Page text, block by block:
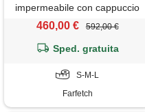
impermeabile con cappuccio
e logo - toni neutri
460,00 € 592,00 €
Sped. gratuita
S-M-L
Farfetch